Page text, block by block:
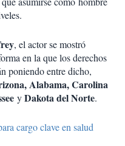
, el actor se mostró
en la que los derechos
poniendo entre dicho,
Alabama, Carolina
yDakota del Norte.
cargo clave en salud